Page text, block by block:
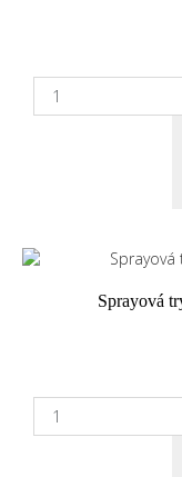
Sprayová